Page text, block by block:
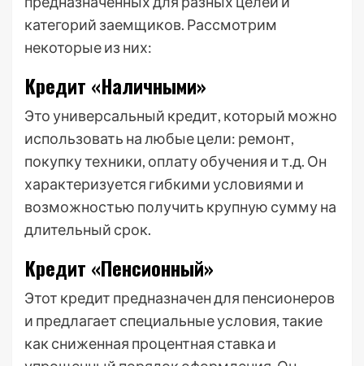
категорий заемщиков. Рассмотрим
некоторые из них:
Кредит «Наличными»
Это универсальный кредит, который можно
использовать на любые цели: ремонт,
покупку техники, оплату обучения и т.д. Он
характеризуется гибкими условиями и
возможностью получить крупную сумму на
длительный срок.
Кредит «Пенсионный»
Этот кредит предназначен для пенсионеров
и предлагает специальные условия, такие
как сниженная процентная ставка и